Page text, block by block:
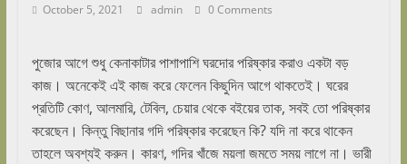
October 5, 2021 admin 0 Comments
পুজোর আগে শুধু কেনাকাটার পাশাপাশি ঘরদোর পরিষ্কার করাও একটা বড়
কাজ। অনেকেই এই কাজ করে ফেলেন কিছুদিন আগে থাকতেই। ঘরের
প্রতিটি কোণ, আলমারি, টেবিল, চেয়ার থেকে বইয়ের তাক, সবই তো পরিষ্কার
করেছেন। কিন্তু বিছানার গদি পরিষ্কার করেছেন কি? যদি না করে থাকেন
তাহলে অবশ্যই করুন। কারণ, গদির খাঁজে ময়লা জমতে সময় লাগে না। ভারী